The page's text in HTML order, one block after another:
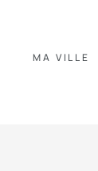
MA VILLE